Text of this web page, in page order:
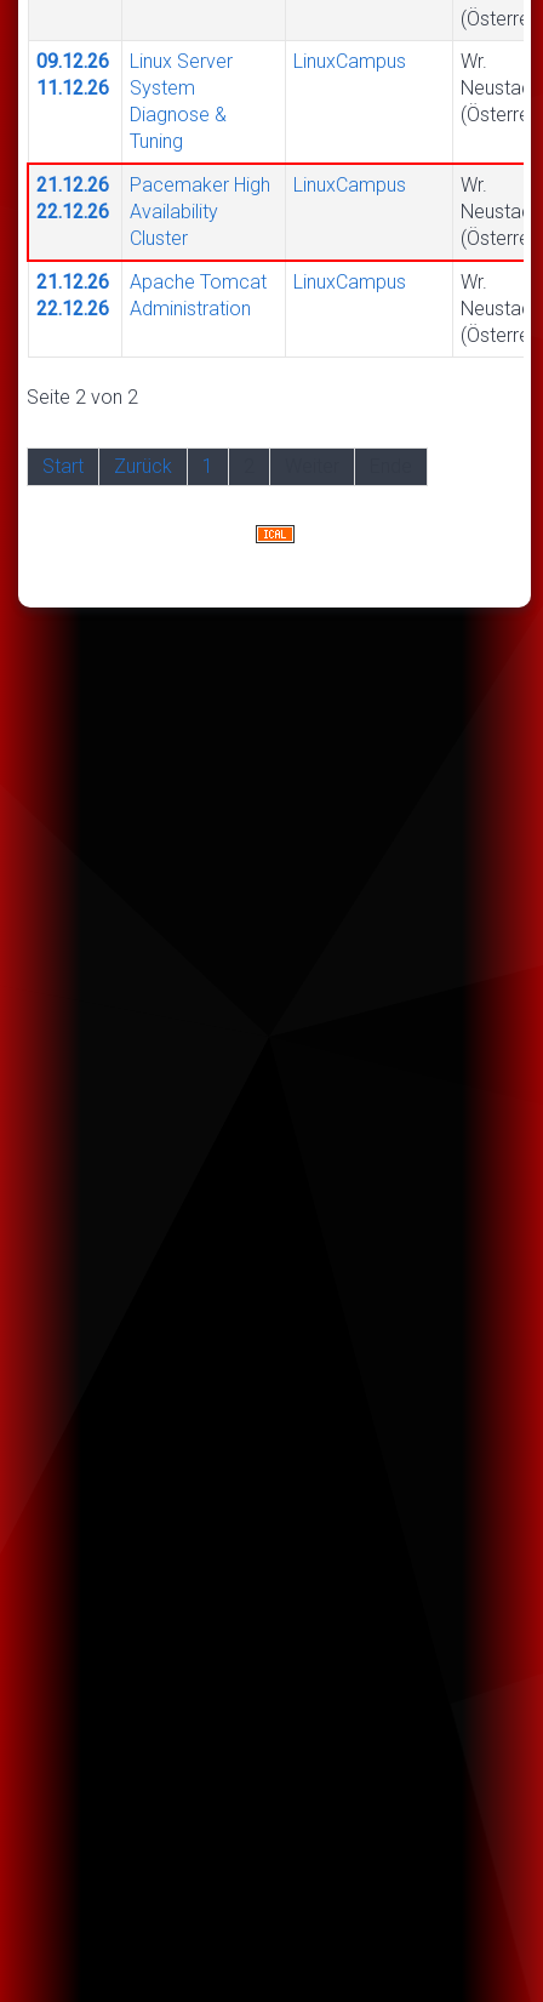
09.12.26
11.12.26
Linux Server
System
Diagnose &
Tuning
LinuxCampus
Wr.
Neustadt
21.12.26
22.12.26
Pacemaker High
Availability
Cluster
LinuxCampus
Wr.
Neustadt
21.12.26
22.12.26
Apache Tomcat
Administration
LinuxCampus
Wr.
Neustadt
Seite 2 von 2
Start Zurück 1